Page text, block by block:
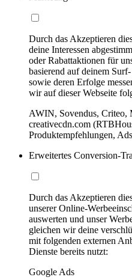
Durch das Akzeptieren
deine Interessen
oder Rabattaktionen für
basierend auf deinem
sowie deren Erfolge
wir auf dieser Webseite
AWIN, Sovendus, Criteo,
creativecdn.com
Produktempfehlungen,
Erweitertes Conversion-
Durch das Akzeptieren
unserer Online-
auswerten und unser
gleichen wir deine
mit folgenden externen
Dienste bereits nutzt:
Google Ads